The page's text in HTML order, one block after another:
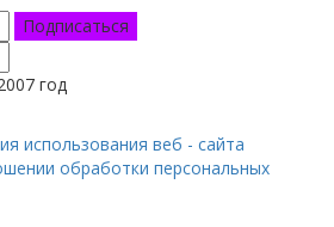
Подписаться
год
использования веб - сайта
обработки персональных